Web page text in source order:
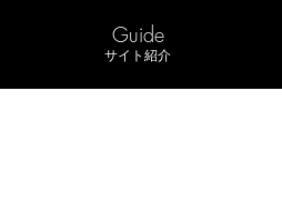
Guide
サイト紹介